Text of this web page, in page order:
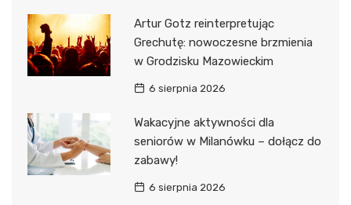
Artur Gotz reinterpretując
Grechutę: nowoczesne brzmienia
w Grodzisku Mazowieckim
6 sierpnia 2026
Wakacyjne aktywności dla
seniorów w Milanówku – dołącz do
zabawy!
6 sierpnia 2026